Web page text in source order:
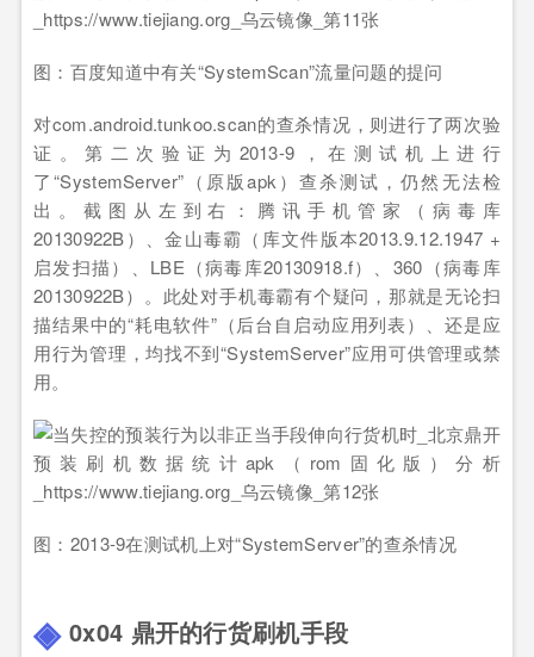
图：百度知道中有关“SystemScan”流量问题的提问
对com.android.tunkoo.scan的查杀情况，则进行了两次验
证。第二次验证为2013-9，在测试机上进行
了“SystemServer”（原版apk）查杀测试，仍然无法检
出。截图从左到右：腾讯手机管家（病毒库
20130922B）、金山毒霸（库文件版本2013.9.12.1947 +
启发扫描）、LBE（病毒库20130918.f）、360（病毒库
20130922B）。此处对手机毒霸有个疑问，那就是无论扫
描结果中的“耗电软件”（后台自启动应用列表）、还是应
用行为管理，均找不到“SystemServer”应用可供管理或禁
用。
图：2013-9在测试机上对“SystemServer”的查杀情况
0x04 鼎开的行货刷机手段